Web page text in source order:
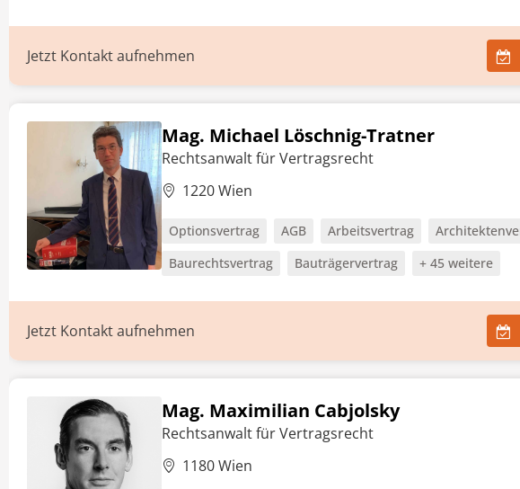
Jetzt Kontakt aufnehmen
Mag. Michael Löschnig-Tratner
Rechtsanwalt für Vertragsrecht
1220 Wien
Optionsvertrag AGB Arbeitsvertrag
Baurechtsvertrag
Bauträgervertrag + 45 weitere
Jetzt Kontakt aufnehmen
Mag. Maximilian Cabjolsky
Rechtsanwalt für Vertragsrecht
1180 Wien